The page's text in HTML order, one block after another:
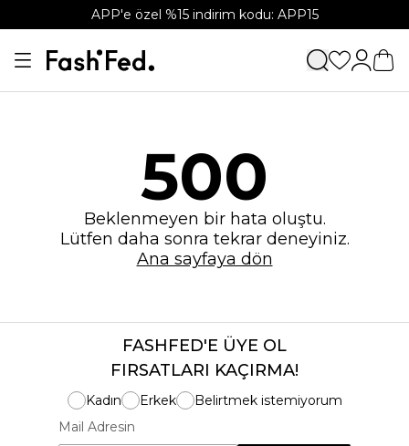
APP'e özel %15 indirim kodu: APP15
500
Beklenmeyen bir hata oluştu.
Lütfen daha sonra tekrar deneyiniz.
Ana sayfaya dön
FASHFED'E ÜYE OL
FIRSATLARI KAÇIRMA!
Kadın Erkek
Belirtmek istemiyorum
Mail Adresin